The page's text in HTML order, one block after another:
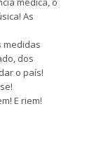
As
medidas
dos
o país!
E riem!